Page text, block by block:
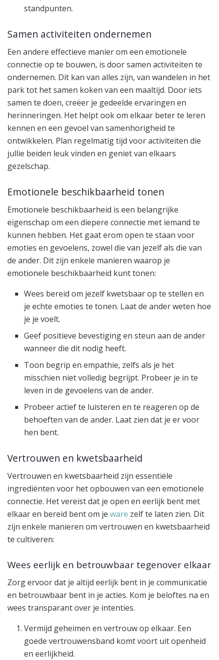
standpunten.
Samen activiteiten ondernemen
Een andere effectieve manier om een emotionele
connectie op te bouwen, is door samen activiteiten te
ondernemen. Dit kan van alles zijn, van wandelen in het
park tot het samen koken van een maaltijd. Door iets
samen te doen, creëer je gedeelde ervaringen en
herinneringen. Het helpt ook om elkaar beter te leren
kennen en een gevoel van samenhorigheid te
ontwikkelen. Plan regelmatig tijd voor activiteiten die
jullie beiden leuk vinden en geniet van elkaars
gezelschap.
Emotionele beschikbaarheid tonen
Emotionele beschikbaarheid is een belangrijke
eigenschap om een diepere connectie met iemand te
kunnen hebben. Het gaat erom open te staan voor
emoties en gevoelens, zowel die van jezelf als die van
de ander. Dit zijn enkele manieren waarop je
emotionele beschikbaarheid kunt tonen:
Wees bereid om jezelf kwetsbaar op te stellen en
je echte emoties te tonen. Laat de ander weten hoe
je je voelt.
Geef positieve bevestiging en steun aan de ander
wanneer die dit nodig heeft.
Toon begrip en empathie, zelfs als je het
misschien niet volledig begrijpt. Probeer je in te
leven in de gevoelens van de ander.
Probeer actief te luisteren en te reageren op de
behoeften van de ander. Laat zien dat je er voor
hen bent.
Vertrouwen en kwetsbaarheid
Vertrouwen en kwetsbaarheid zijn essentiële
ingrediënten voor het opbouwen van een emotionele
connectie. Het vereist dat je open en eerlijk bent met
elkaar en bereid bent om je ware zelf te laten zien. Dit
zijn enkele manieren om vertrouwen en kwetsbaarheid
te cultiveren:
Wees eerlijk en betrouwbaar tegenover elkaar
Zorg ervoor dat je altijd eerlijk bent in je communicatie
en betrouwbaar bent in je acties. Kom je beloftes na en
wees transparant over je intenties.
Vermijd geheimen en vertrouw op elkaar. Een
goede vertrouwensband komt voort uit openheid
en eerlijkheid.